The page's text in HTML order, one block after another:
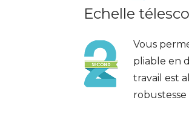
Echelle
Vous
pliable en
travail est